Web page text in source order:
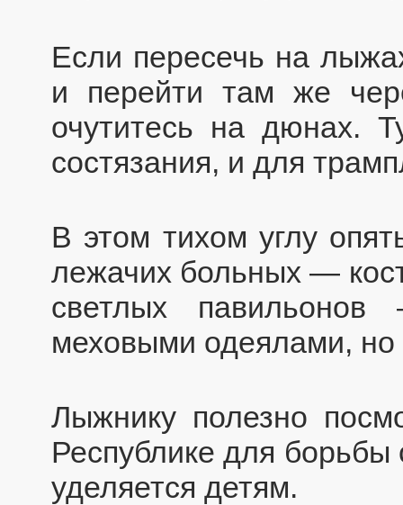
Если пересечь на
и перейти там же
очутитесь на дюнах.
состязания, и для
В этом тихом углу
лежачих больных —
светлых
меховыми одеялами, но
Лыжнику полезно
Республике для борьбы
уделяется детям.